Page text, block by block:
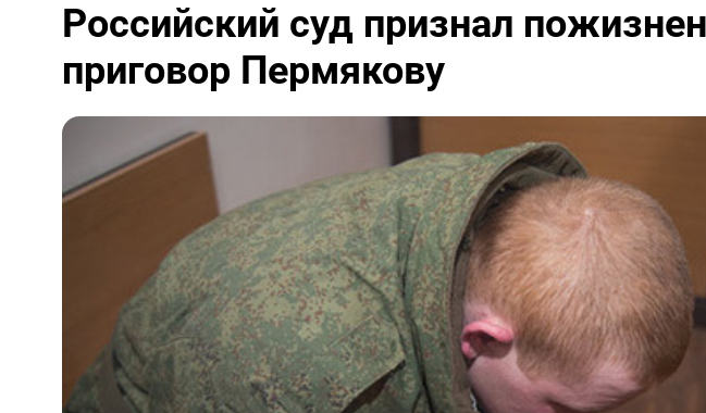
Российский суд признал
приговор Пермякову